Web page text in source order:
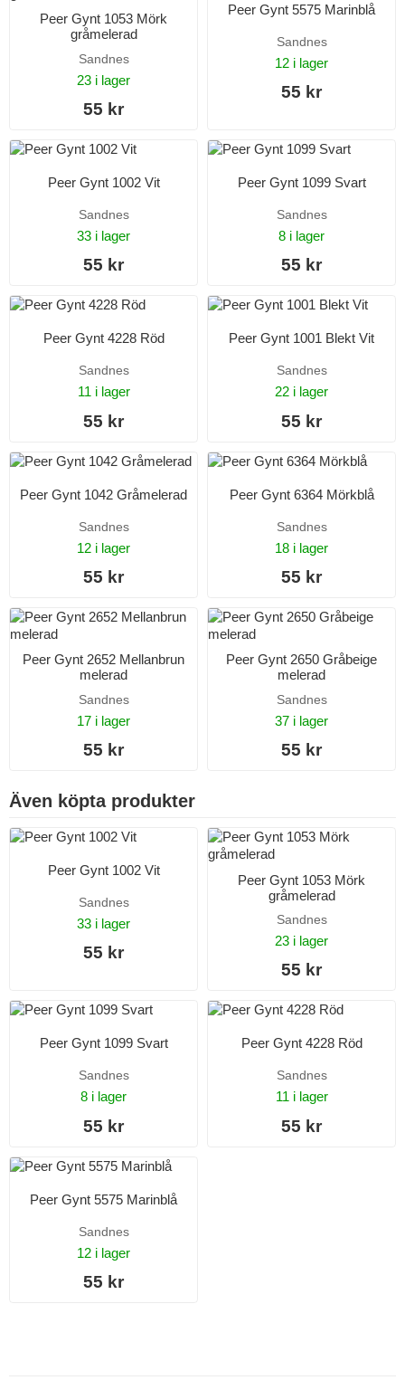
Peer Gynt 1053 Mörk
gråmelerad
Sandnes
23 i lager
55 kr
Peer Gynt 5575 Marinblå
Sandnes
12 i lager
55 kr
Peer Gynt 1002 Vit
Sandnes
33 i lager
55 kr
Peer Gynt 1099 Svart
Sandnes
8 i lager
55 kr
Peer Gynt 4228 Röd
Sandnes
11 i lager
55 kr
Peer Gynt 1001 Blekt Vit
Sandnes
22 i lager
55 kr
Peer Gynt 1042 Gråmelerad
Sandnes
12 i lager
55 kr
Peer Gynt 6364 Mörkblå
Sandnes
18 i lager
55 kr
Peer Gynt 2652 Mellanbrun
melerad
Sandnes
17 i lager
55 kr
Peer Gynt 2650 Gråbeige
melerad
Sandnes
37 i lager
55 kr
Även köpta produkter
Peer Gynt 1002 Vit
Sandnes
33 i lager
55 kr
Peer Gynt 1053 Mörk
gråmelerad
Sandnes
23 i lager
55 kr
Peer Gynt 1099 Svart
Sandnes
8 i lager
55 kr
Peer Gynt 4228 Röd
Sandnes
11 i lager
55 kr
Peer Gynt 5575 Marinblå
Sandnes
12 i lager
55 kr